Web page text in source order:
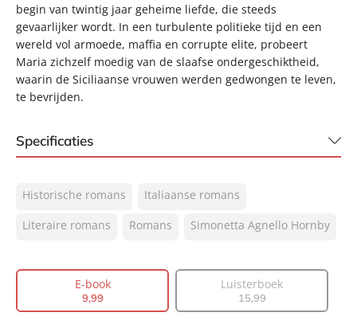
begin van twintig jaar geheime liefde, die steeds
gevaarlijker wordt. In een turbulente politieke tijd en een
wereld vol armoede, maffia en corrupte elite, probeert
Maria zichzelf moedig van de slaafse ondergeschiktheid,
waarin de Siciliaanse vrouwen werden gedwongen te leven,
te bevrijden.
Specificaties
NUR:
302
Type:
E-book
Vertaler:
Hilda Schraa
Aantal pagina's:
384
Historische romans
Italiaanse romans
Literaire romans
Romans Simonetta Agnello Hornby
E-book
9,99
Luisterboek
15,99